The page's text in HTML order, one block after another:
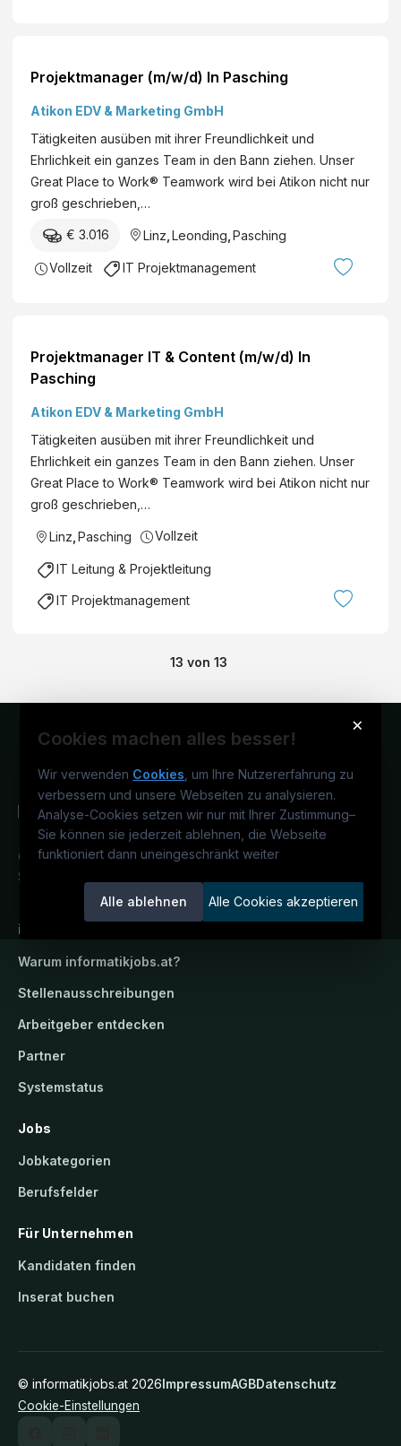
Projektmanager (m/w/d) In Pasching
Atikon EDV & Marketing GmbH
Tätigkeiten ausüben mit ihrer Freundlichkeit und
Ehrlichkeit ein ganzes Team in den Bann ziehen. Unser
Great Place to Work® Teamwork wird bei Atikon nicht nur
groß geschrieben,…
€ 3.016 Linz Leonding Pasching
Vollzeit IT Projektmanagement
Projektmanager IT & Content (m/w/d) In
Pasching
Atikon EDV & Marketing GmbH
Tätigkeiten ausüben mit ihrer Freundlichkeit und
Ehrlichkeit ein ganzes Team in den Bann ziehen. Unser
Great Place to Work® Teamwork wird bei Atikon nicht nur
groß geschrieben,…
Linz Pasching Vollzeit
IT Leitung & Projektleitung
IT Projektmanagement
13 von 13
×
Cookies machen alles besser!
Wir verwenden Cookies , um Ihre Nutzererfahrung zu
verbessern und unsere Webseiten zu analysieren.
Analyse-Cookies setzen wir nur mit Ihrer Zustimmung–
Sie können sie jederzeit ablehnen, die Webseite
funktioniert dann uneingeschränkt weiter
Alle ablehnen Alle Cookies akzeptieren
Österreichs IT-Karriereportal.Ein
Service der candidatis GmbH.
informatikjobs.at
Warum informatikjobs.at?
Stellenausschreibungen
Arbeitgeber entdecken
Partner
Systemstatus
Jobs
Jobkategorien
Berufsfelder
Für Unternehmen
Kandidaten finden
Inserat buchen
© informatikjobs.at 2026ImpressumAGBDatenschutz
Cookie-Einstellungen